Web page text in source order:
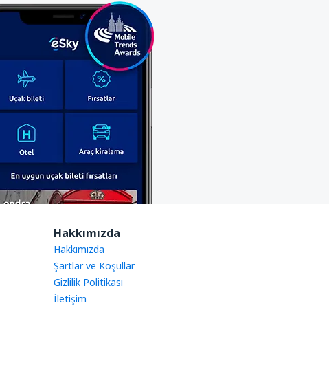
Hakkımızda
Hakkımızda
Şartlar ve Koşullar
Gizlilik Politikası
İletişim